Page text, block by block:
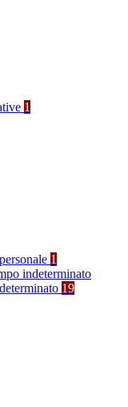
1
1
indeterminato
19